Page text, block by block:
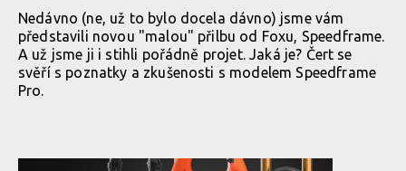
Nedávno (ne, už to bylo docela dávno) jsme vám
představili novou "malou" přilbu od Foxu, Speedframe.
A už jsme ji i stihli pořádně projet. Jaká je? Čert se
svěří s poznatky a zkušenosti s modelem Speedframe
Pro.